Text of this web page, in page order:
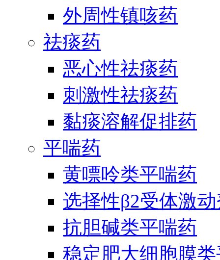
外周性镇咳药
祛痰药
恶心性祛痰药
刺激性祛痰药
黏痰溶解促排药
平喘药
黄嘌呤类平喘药
选择性β2受体激
抗胆碱类平喘药
稳定肥大细胞膜